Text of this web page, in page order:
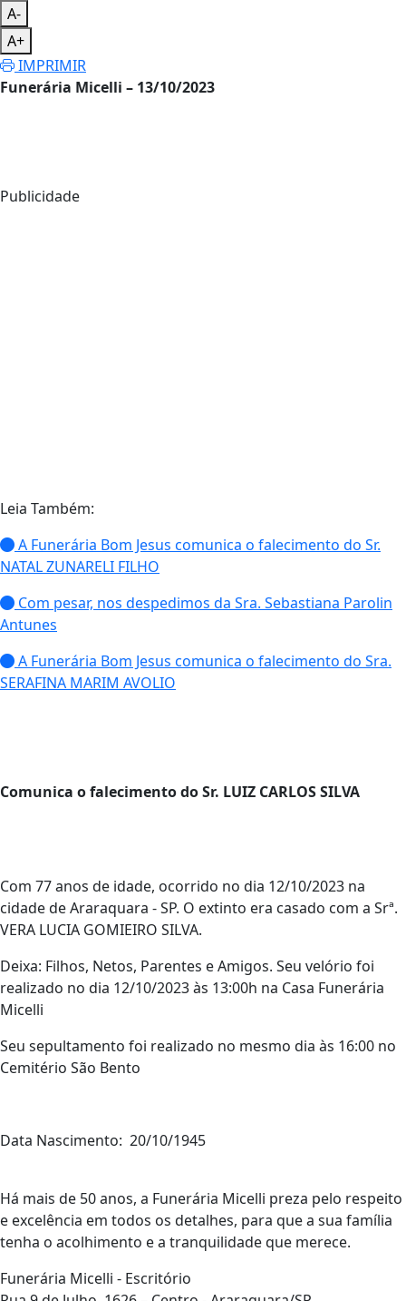
A-
A+
IMPRIMIR
Funerária Micelli – 13/10/2023
Publicidade
Leia Também:
A Funerária Bom Jesus comunica o falecimento do Sr.
NATAL ZUNARELI FILHO
Com pesar, nos despedimos da Sra. Sebastiana Parolin
Antunes
A Funerária Bom Jesus comunica o falecimento do Sra.
SERAFINA MARIM AVOLIO
Comunica o falecimento do Sr. LUIZ CARLOS SILVA
Com 77 anos de idade, ocorrido no dia 12/10/2023 na
cidade de Araraquara - SP. O extinto era casado com a Srª.
VERA LUCIA GOMIEIRO SILVA.
Deixa: Filhos, Netos, Parentes e Amigos. Seu velório foi
realizado no dia 12/10/2023 às 13:00h na Casa Funerária
Micelli
Seu sepultamento foi realizado no mesmo dia às 16:00 no
Cemitério São Bento
Data Nascimento: 20/10/1945
Há mais de 50 anos, a Funerária Micelli preza pelo respeito
e excelência em todos os detalhes, para que a sua família
tenha o acolhimento e a tranquilidade que merece.
Funerária Micelli - Escritório